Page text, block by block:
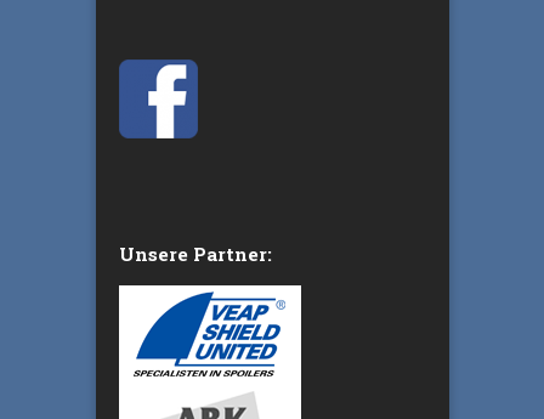
Unsere Partner: